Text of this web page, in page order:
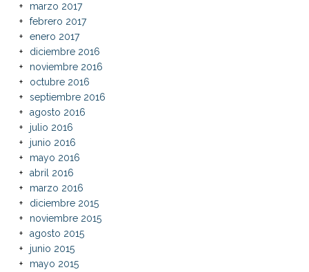
marzo 2017
febrero 2017
enero 2017
diciembre 2016
noviembre 2016
octubre 2016
septiembre 2016
agosto 2016
julio 2016
junio 2016
mayo 2016
abril 2016
marzo 2016
diciembre 2015
noviembre 2015
agosto 2015
junio 2015
mayo 2015